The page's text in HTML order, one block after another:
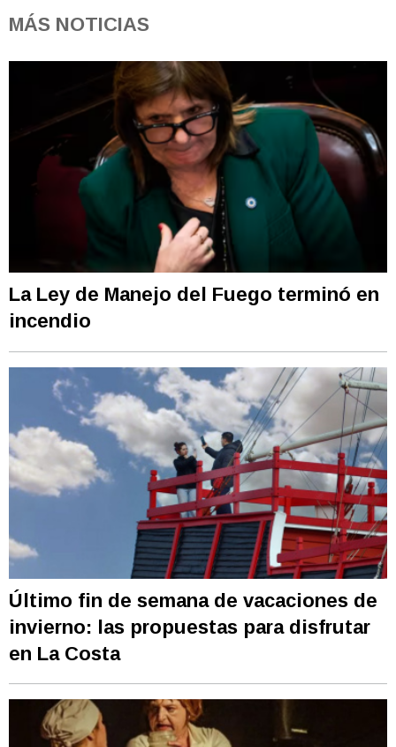
MÁS NOTICIAS
La Ley de Manejo del Fuego terminó en
incendio
Último fin de semana de vacaciones de
invierno: las propuestas para disfrutar
en La Costa